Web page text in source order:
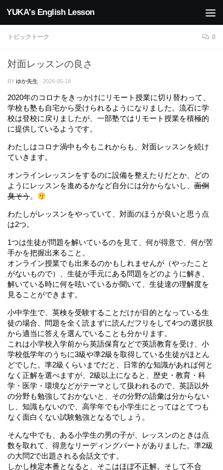
コンテンツへスキップ
YUKA's English Lesson
トピックトーク 0
対面レッスンの良さ
BY ゆか先生 · 2026-05-18
2020年のコロナをきっかけにリモート授業に切り替わって、
学校も塾も自宅から受けられるようになりました。流石に学
校は登校に戻りましたが、一部塾ではリモート授業を積極的
に提供しているようです。
わたしはコロナ渦中も今もこれからも、対面レッスンを続け
ていきます。
オンラインレッスンをするのに設備を整えたりだとか、どの
ようにレッスンを進めるかなど自分には分からないし、 面倒
臭そう。
わたしがレッスンをやっていて、対面のほうが良いと思う点
は2つ。
1つは生徒が問題を解いているのを見て、何が得意で、何が苦
手かを把握出来ること。
オンライン授業でも出来るのかもしれませんが（やったこと
がないもので）、生徒が手元にある問題をどのように解き、
解いている時に何を呟いているか聞いて、生徒達の理解度を
見ることができます。
小中学生で、英検を受験することだけが目的となっている生
徒の場合、問題を全く読まずに読んだフリをして4つの選択肢
から適当に答えを選んでいることも分かります。
これは小学校入学前から英語保育などで英語教育を受け、小
学校低学年のうちに3級や準2級を取得している生徒がほとん
どでした。準2級くらいまでだと、日常的な知識があれば何と
なく正解を選べますが、2級以上になると、歴史・教育・科
学・医学・環境などがテーマとして扱われるので、英語以外
の分野も勉強しておかないと、その分野の語彙は分からない
し、知識もないので、高学年でも小学生にとってはとてつも
なく面白くない試験勉強となるでしょう。
そんな中でも、ある小学生の男の子が、レッスンのときは点
数を取れて、得意なリーディングパートがありました。準2級
の大問2で出題される会話文です。
しかし検定本番となると、そこはほぼ不正解。そして不合